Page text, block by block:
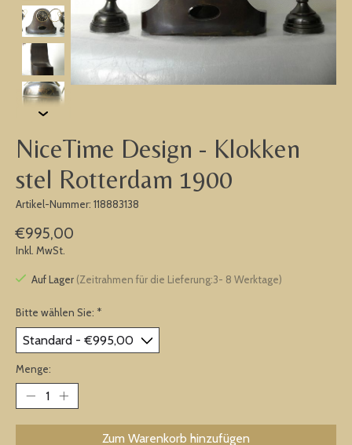
NiceTime Design - Klokken
stel Rotterdam 1900
Artikel-Nummer: 118883138
€995,00
Inkl. MwSt.
Auf Lager (Zeitrahmen für die Lieferung:3- 8 Werktage)
Bitte wählen Sie: *
Menge:
Zum Warenkorb hinzufügen